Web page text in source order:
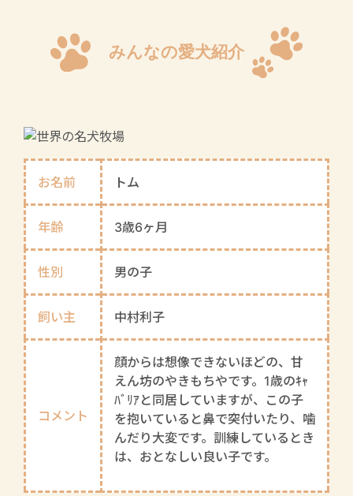
みんなの愛犬紹介
お名前 トム
年齢 3歳6ヶ月
性別 男の子
飼い主 中村利子
コメント
顔からは想像できないほどの、甘
えん坊のやきもちやです。1歳のｷｬ
ﾊﾞﾘｱと同居していますが、この子
を抱いていると鼻で突付いたり、噛
んだり大変です。訓練しているとき
は、おとなしい良い子です。